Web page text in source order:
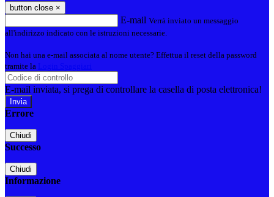
button close ×
E-mail Verrà inviato un messaggio
all'indirizzo indicato con le istruzioni necessarie.
Non hai una e-mail associata al nome utente? Effettua il reset della password
tramite la
E-mail inviata, si prega di controllare la casella di posta elettronica!
Errore
Chiudi
Successo
Chiudi
Informazione